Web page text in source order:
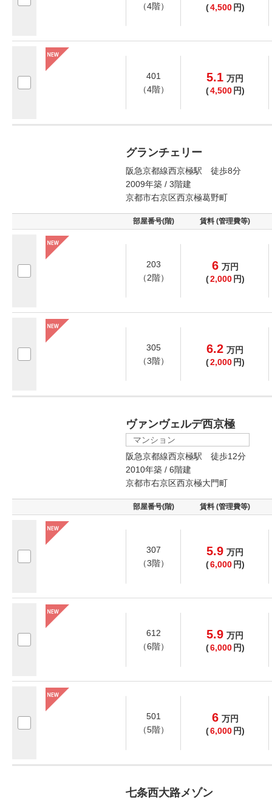
（4階）
(4,500 円)
401
（4階）
5.1 万円
(4,500 円)
グランチェリー
阪急京都線西京極駅 徒歩8分
2009年築 / 3階建
京都市右京区西京極葛野町
部屋番号(階) 賃料 (管理費等)
203
（2階）
6 万円
(2,000 円)
305
（3階）
6.2 万円
(2,000 円)
ヴァンヴェルデ西京極
マンション
阪急京都線西京極駅 徒歩12分
2010年築 / 6階建
京都市右京区西京極大門町
部屋番号(階) 賃料 (管理費等)
307
（3階）
5.9 万円
(6,000 円)
612
（6階）
5.9 万円
(6,000 円)
501
（5階）
6 万円
(6,000 円)
七条西大路メゾン